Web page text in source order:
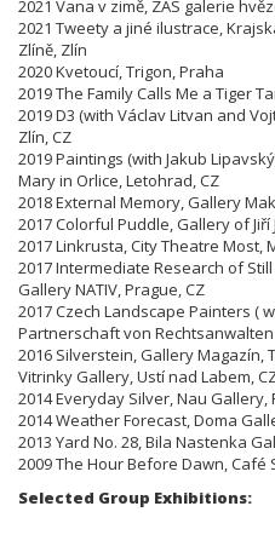
2021 Vana v zimě, ZAS galerie
2021 Tweety a jiné ilustrace,
Zlíně, Zlín
2020 Kvetoucí, Trigon, Praha
2019 The Family Calls Me a Tiger
2019 D3 (with Václav Litvan and
Zlín, CZ
2019 Paintings (with Jakub
Mary in Orlice, Letohrad, CZ
2018 External Memory, Gallery
2017 Colorful Puddle, Gallery of Jiří
2017 Linkrusta, City Theatre Most,
2017 Intermediate Research of
Gallery NATIV, Prague, CZ
2017 Czech Landscape Painters (
Partnerschaft von Rechtsanwalten
2016 Silverstein, Gallery Magazín,
Vitrinky Gallery, Ustí nad Labem,
2014 Everyday Silver, Nau Gallery,
2014 Weather Forecast, Doma
2013 Yard No. 28, Bila Nastenka
2009 The Hour Before Dawn, Café
Selected Group Exhibitions: